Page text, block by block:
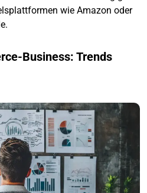
wie Amazon oder
Business: Trends